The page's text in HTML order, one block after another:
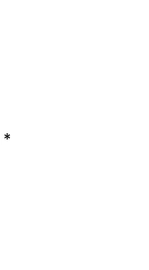
*Обязательно